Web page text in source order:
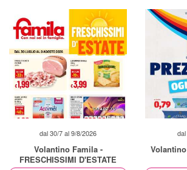
dal 30/7 al 9/8/2026
Volantino Famila -
FRESCHISSIMI D'ESTATE